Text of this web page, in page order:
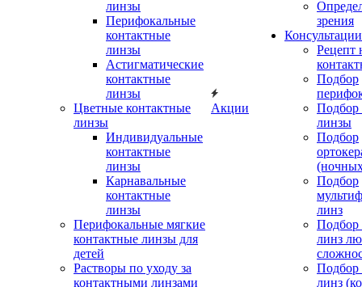
линзы
Перифокальные
контактные
линзы
Астигматические
контактные
линзы
Цветные контактные
линзы
Индивидуальные
контактные
линзы
Карнавальные
контактные
линзы
Перифокальные мягкие
контактные линзы для
детей
Растворы по уходу за
контактными линзами
Акции
зрения
Рецепт
Подбор
Подбор
линзы
Подбор
Подбор
линз
Подбор
линз
Подбор
линз